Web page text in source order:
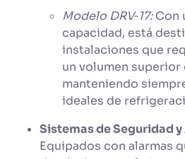
Modelo DRV‑17:Con
capacidad, está
instalaciones que
un volumen
manteniendo
ideales de
Sistemas de Seguridad
Equipados con alarmas